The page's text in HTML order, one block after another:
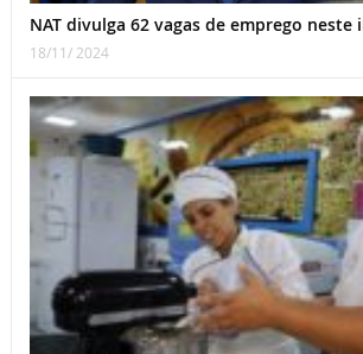
NAT divulga 62 vagas de emprego neste
18/11/ 2024